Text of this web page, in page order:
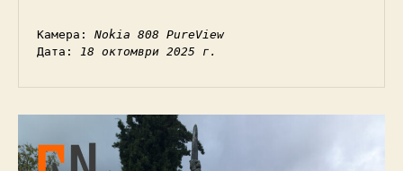
Камера: Nokia 808 PureView
Дата:
18 октомври 2025 г.